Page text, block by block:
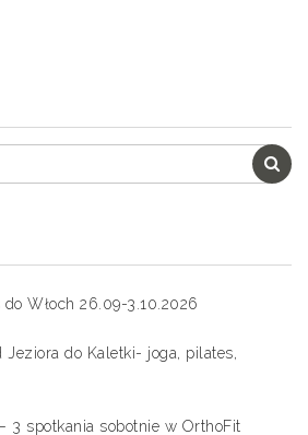
Włoch 26.09-3.10.2026
do Kaletki- joga, pilates,
3 spotkania sobotnie w OrthoFit